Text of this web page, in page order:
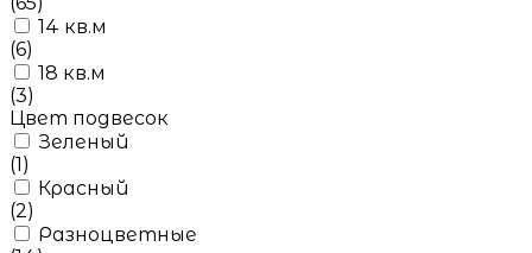
14 кв.м
(6)
18 кв.м
(3)
Цвет подвесок
Зеленый
(1)
Красный
(2)
Разноцветные